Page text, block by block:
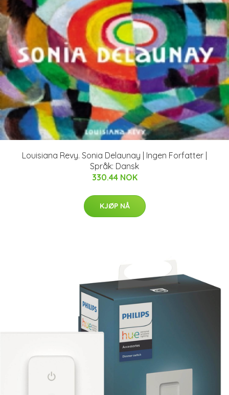
Louisiana Revy. Sonia Delaunay | Ingen Forfatter |
Språk: Dansk
330.44 NOK
KJØP NÅ